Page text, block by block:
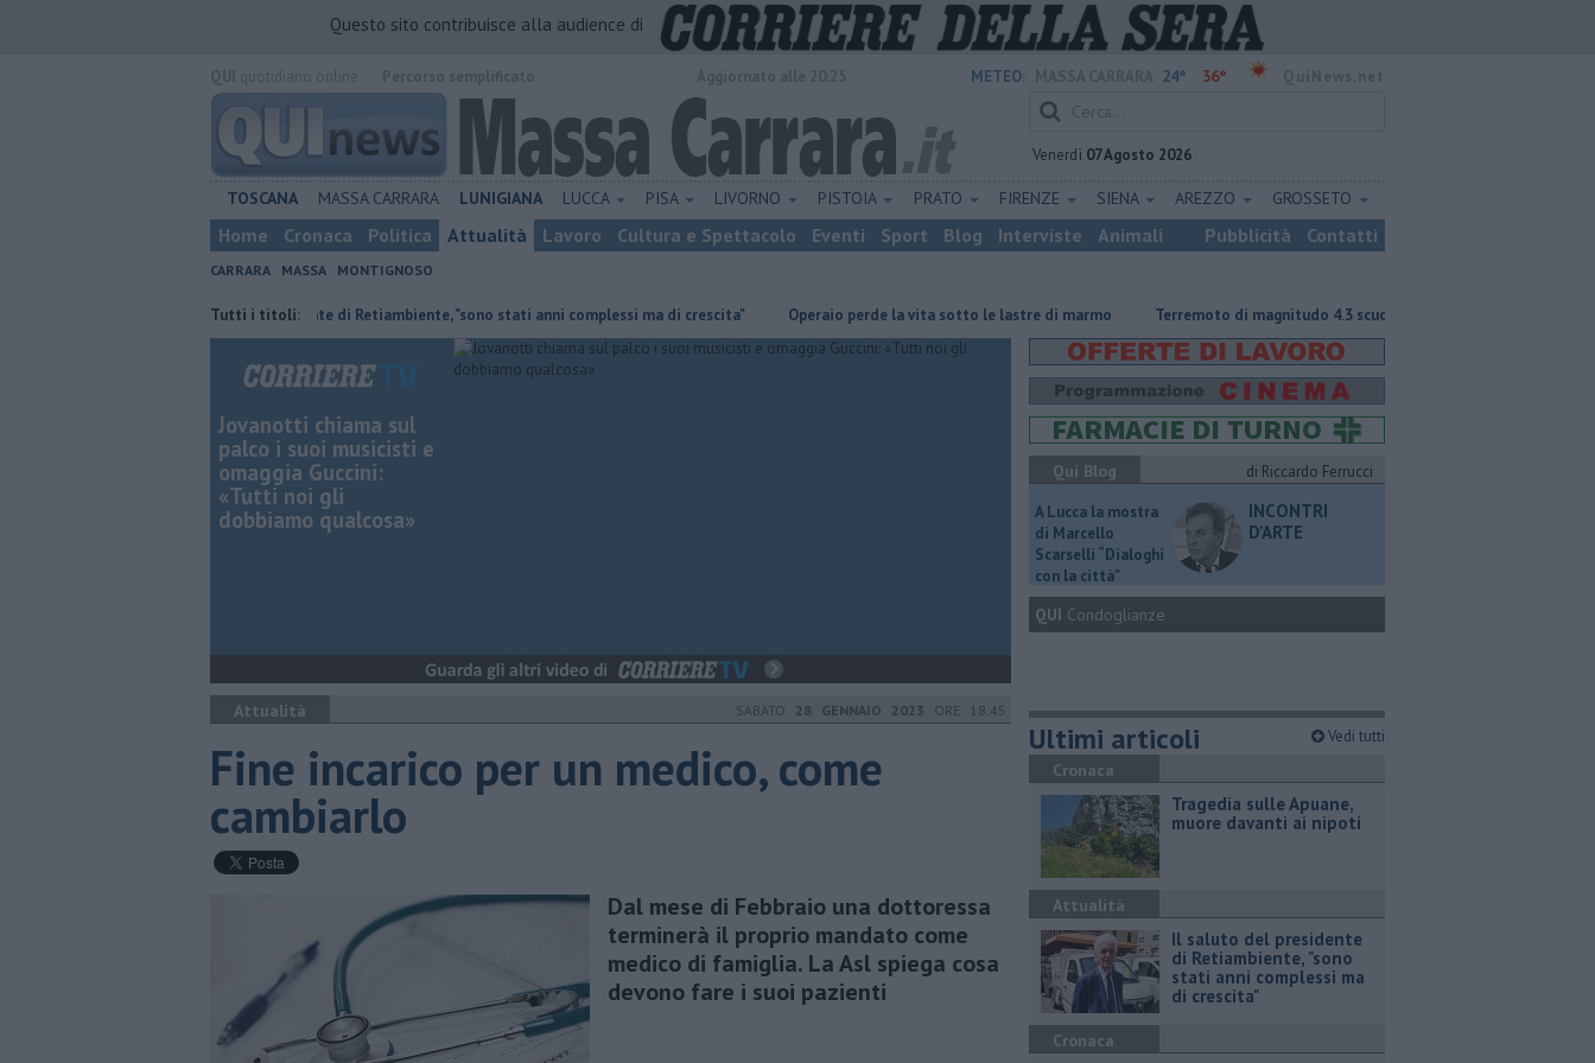
Questo sito contribuisce alla audience di
METEO: 24° 36°
Venerdì 07 Agosto 2026
TOSCANA MASSA CARRARA LUNIGIANA LUCCA PISA LIVORNO PISTOIA PRATO FIRENZE SIENA AREZZO GROSSETO
Home Cronaca Politica Attualità Lavoro Cultura e Spettacolo Eventi Sport Blog Interviste Animali Pubblicità Contatti
CARRARA MASSA MONTIGNOSO
Tutti i titoli:
Il saluto del presidente di Retiambiente, "sono stati anni complessi ma di crescita" Operaio perde la vita sotto le lastre di marmo Terremoto di magnitudo 4.3 scuote la Toscana
Jovanotti chiama sul
palco i suoi musicisti e
omaggia Guccini:
«Tutti noi gli
dobbiamo qualcosa»
Attualità SABATO 28 GENNAIO 2023 ORE 18:45
Fine incarico per un medico, come
cambiarlo
Dal mese di Febbraio una dottoressa
terminerà il proprio mandato come
medico di famiglia. La Asl spiega cosa
devono fare i suoi pazienti
Qui Blog
di Riccardo Ferrucci
A Lucca la mostra
di Marcello
Scarselli “Dialoghi
con la città"
INCONTRI
D'ARTE
QUI Condoglianze
Ultimi articoli Vedi tutti
Cronaca
Tragedia sulle Apuane,
muore davanti ai nipoti
Attualità
Il saluto del presidente
di Retiambiente, "sono
stati anni complessi ma
di crescita"
Cronaca